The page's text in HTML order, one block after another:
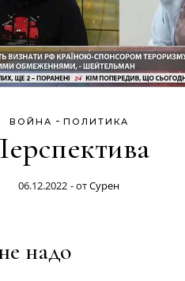
ВОЙНА - ПОЛИТИКА
06.12.2022 - отСурен
надо